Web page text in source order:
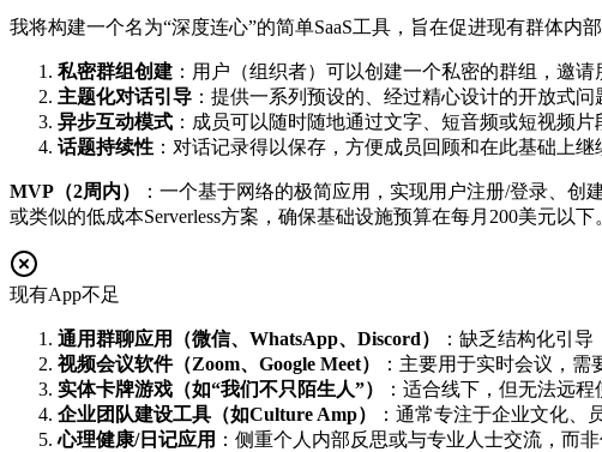
我将构建一个名为“深度连心”的简单SaaS工具，旨在促进现有群体内
私密群组创建 ：用户（组织者）可以创建一个私密的群组，邀请
主题化对话引导 ：提供一系列预设的、经过精心设计的开放式
异步互动模式 ：成员可以随时随地通过文字、短音频或短视频
话题持续性 ：对话记录得以保存，方便成员回顾和在此基础上
MVP（2周内）
：一个基于网络的极简应用，实现用户注册/登录、创
或类似的低成本Serverless方案，确保基础设施预算在每月200美元以下
现有App不足
通用群聊应用（微信、WhatsApp、Discord）
：缺乏结构化引
视频会议软件（Zoom、Google Meet）
：主要用于实时会议，
实体卡牌游戏（如“我们不只陌生人”）
：适合线下，但无法远
企业团队建设工具（如Culture Amp）
：通常专注于企业文化、
心理健康/日记应用 ：侧重个人内部反思或与专业人士交流，而